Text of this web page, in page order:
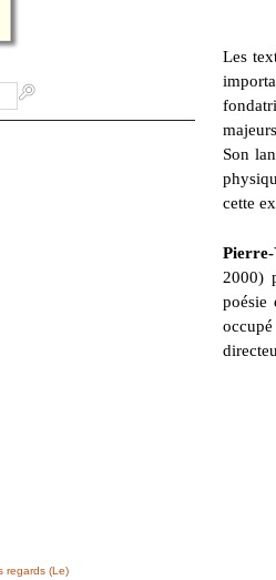
regards (Le)
Les
Son
cette
Pierre-
2000)
poésie